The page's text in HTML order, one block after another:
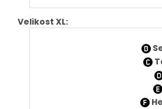
Velikost XL: